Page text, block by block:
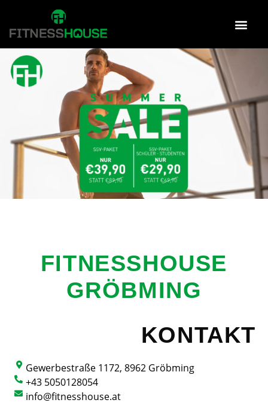
FITNESSHOUSE
GRÖBMING
KONTAKT
Gewerbestraße 1172, 8962 Gröbming
+43 5050128054
info@fitnesshouse.at